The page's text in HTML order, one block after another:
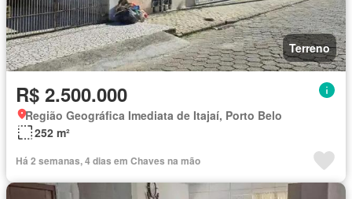
Terreno
R$ 2.500.000
Região Geográfica Imediata de Itajaí, Porto Belo
252 m²
Há 2 semanas, 4 dias em Chaves na mão